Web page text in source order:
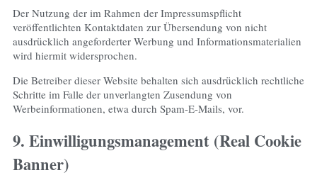
Der Nutzung der im Rahmen der Impressumspflicht
veröffentlichten Kontaktdaten zur Übersendung von nicht
ausdrücklich angeforderter Werbung und Informationsmaterialien
wird hiermit widersprochen.
Die Betreiber dieser Website behalten sich ausdrücklich rechtliche
Schritte im Falle der unverlangten Zusendung von
Werbeinformationen, etwa durch Spam-E-Mails, vor.
9. Einwilligungsmanagement (Real Cookie
Banner)